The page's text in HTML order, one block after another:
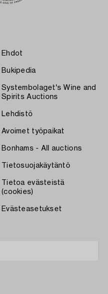
Ehdot
Bukipedia
Systembolaget's Wine and
Spirits Auctions
Lehdistö
Avoimet työpaikat
Bonhams - All auctions
Tietosuojakäytäntö
Tietoa evästeistä
(cookies)
Evästeasetukset